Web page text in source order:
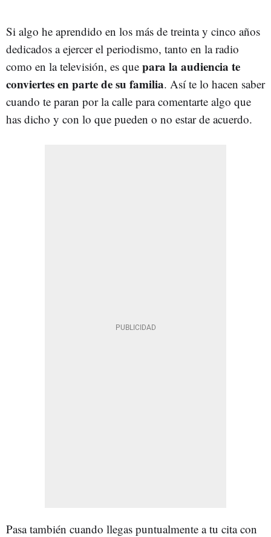
Si algo he aprendido en los más de treinta y cinco años
dedicados a ejercer el periodismo, tanto en la radio
como en la televisión, es que para la audiencia te
conviertes en parte de su familia. Así te lo hacen saber
cuando te paran por la calle para comentarte algo que
has dicho y con lo que pueden o no estar de acuerdo.
Pasa también cuando llegas puntualmente a tu cita con